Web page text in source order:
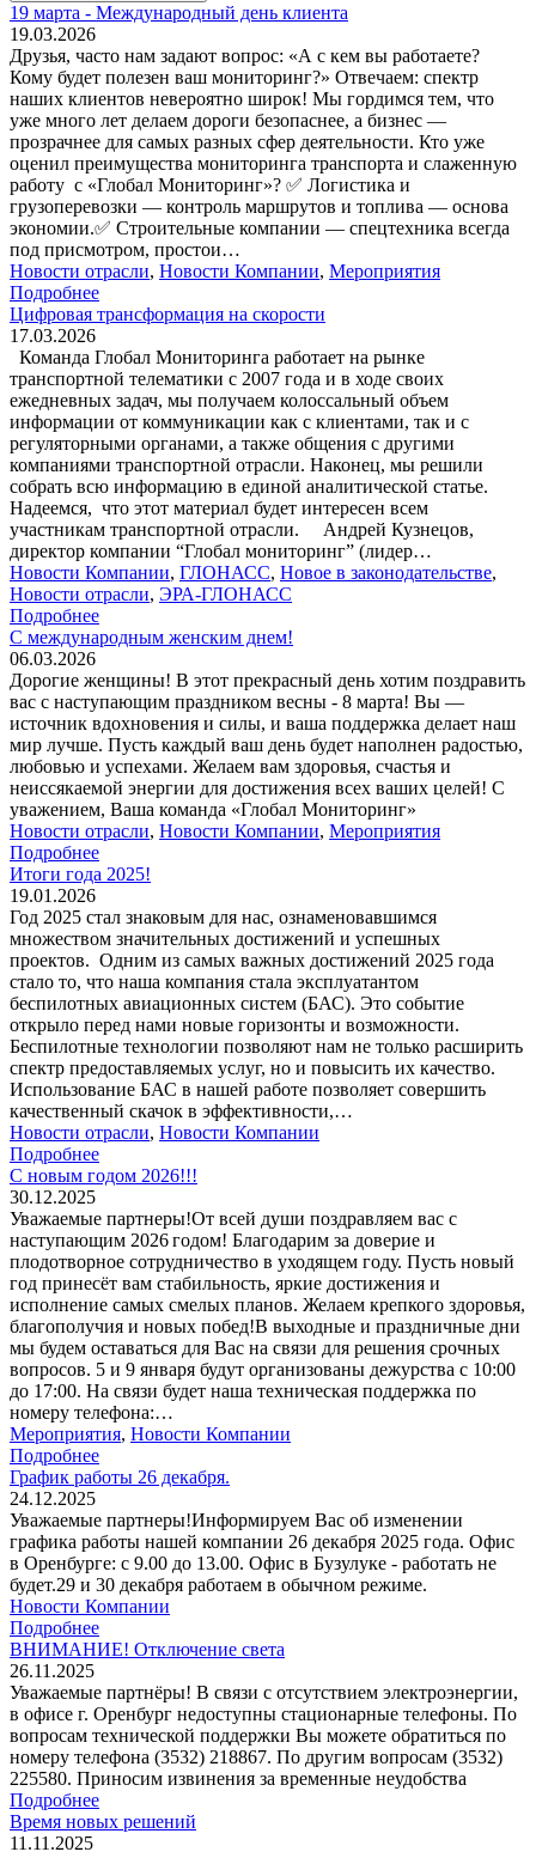
19 марта - Международный день клиента
19.03.2026
Друзья, часто нам задают вопрос: «А с кем вы работаете?
Кому будет полезен ваш мониторинг?» Отвечаем: спектр
наших клиентов невероятно широк! Мы гордимся тем, что
уже много лет делаем дороги безопаснее, а бизнес —
прозрачнее для самых разных сфер деятельности. Кто уже
оценил преимущества мониторинга транспорта и слаженную
работу с «Глобал Мониторинг»? ✅ Логистика и
грузоперевозки — контроль маршрутов и топлива — основа
экономии.✅ Строительные компании — спецтехника всегда
под присмотром, простои…
Новости отрасли, Новости Компании, Мероприятия
Подробнее
Цифровая трансформация на скорости
17.03.2026
Команда Глобал Мониторинга работает на рынке
транспортной телематики с 2007 года и в ходе своих
ежедневных задач, мы получаем колоссальный объем
информации от коммуникации как с клиентами, так и с
регуляторными органами, а также общения с другими
компаниями транспортной отрасли. Наконец, мы решили
собрать всю информацию в единой аналитической статье.
Надеемся, что этот материал будет интересен всем
участникам транспортной отрасли. Андрей Кузнецов,
директор компании “Глобал мониторинг” (лидер…
Новости Компании, ГЛОНАСС, Новое в законодательстве,
Новости отрасли, ЭРА-ГЛОНАСС
Подробнее
С международным женским днем!
06.03.2026
Дорогие женщины! В этот прекрасный день хотим поздравить
вас с наступающим праздником весны - 8 марта! Вы —
источник вдохновения и силы, и ваша поддержка делает наш
мир лучше. Пусть каждый ваш день будет наполнен радостью,
любовью и успехами. Желаем вам здоровья, счастья и
неиссякаемой энергии для достижения всех ваших целей! С
уважением, Ваша команда «Глобал Мониторинг»
Новости отрасли, Новости Компании, Мероприятия
Подробнее
Итоги года 2025!
19.01.2026
Год 2025 стал знаковым для нас, ознаменовавшимся
множеством значительных достижений и успешных
проектов. Одним из самых важных достижений 2025 года
стало то, что наша компания стала эксплуатантом
беспилотных авиационных систем (БАС). Это событие
открыло перед нами новые горизонты и возможности.
Беспилотные технологии позволяют нам не только расширить
спектр предоставляемых услуг, но и повысить их качество.
Использование БАС в нашей работе позволяет совершить
качественный скачок в эффективности,…
Новости отрасли, Новости Компании
Подробнее
С новым годом 2026!!!
30.12.2025
Уважаемые партнеры!От всей души поздравляем вас с
наступающим 2026 годом! Благодарим за доверие и
плодотворное сотрудничество в уходящем году. Пусть новый
год принесёт вам стабильность, яркие достижения и
исполнение самых смелых планов. Желаем крепкого здоровья,
благополучия и новых побед!В выходные и праздничные дни
мы будем оставаться для Вас на связи для решения срочных
вопросов. 5 и 9 января будут организованы дежурства с 10:00
до 17:00. На связи будет наша техническая поддержка по
номеру телефона:…
Мероприятия, Новости Компании
Подробнее
График работы 26 декабря.
24.12.2025
Уважаемые партнеры!Информируем Вас об изменении
графика работы нашей компании 26 декабря 2025 года. Офис
в Оренбурге: с 9.00 до 13.00. Офис в Бузулуке - работать не
будет.29 и 30 декабря работаем в обычном режиме.
Новости Компании
Подробнее
ВНИМАНИЕ! Отключение света
26.11.2025
Уважаемые партнёры! В связи с отсутствием электроэнергии,
в офисе г. Оренбург недоступны стационарные телефоны. По
вопросам технической поддержки Вы можете обратиться по
номеру телефона (3532) 218867. По другим вопросам (3532)
225580. Приносим извинения за временные неудобства
Подробнее
Время новых решений
11.11.2025